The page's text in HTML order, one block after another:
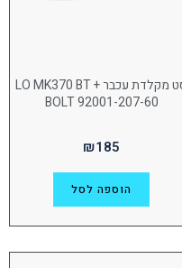
סט מקלדת עכבר LO MK370 BT +
BOLT 92001-207-60
₪185
הוספה לסל